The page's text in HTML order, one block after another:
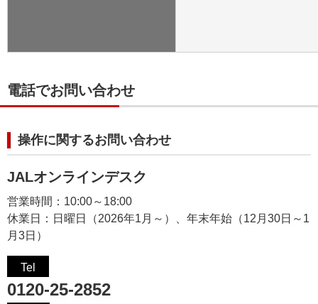
電話でお問い合わせ
操作に関するお問い合わせ
JALオンラインデスク
営業時間：10:00～18:00
休業日：日曜日（2026年1月～）、年末年始（12月30日～1
月3日）
Tel
0120-25-2852